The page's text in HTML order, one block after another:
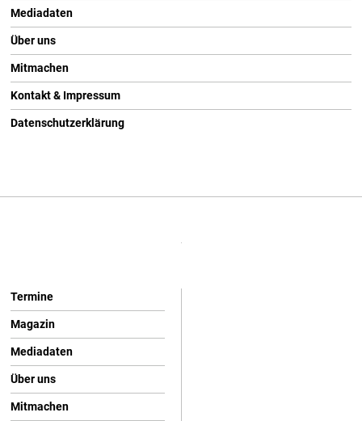
Mediadaten
Über uns
Mitmachen
Kontakt & Impressum
Datenschutzerklärung
Termine
Magazin
Mediadaten
Über uns
Mitmachen